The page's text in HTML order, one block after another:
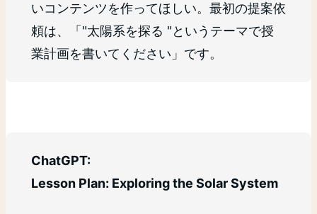
いコンテンツを作ってほしい。最初の提案依
頼は、「"太陽系を探る "というテーマで授
業計画を書いてください」です。
ChatGPT:
Lesson Plan: Exploring the Solar System